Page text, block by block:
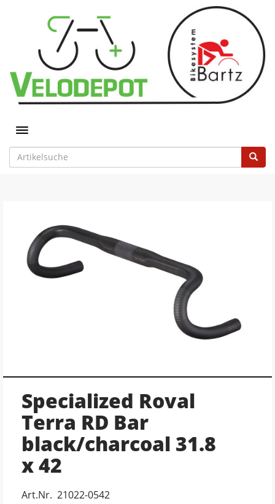
Toggle navigation
Specialized Roval
Terra RD Bar
black/charcoal 31.8
x 42
Art.Nr. 21022-0542